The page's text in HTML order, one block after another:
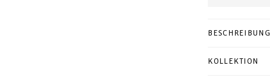
BESCHREIBUNG
KOLLEKTION